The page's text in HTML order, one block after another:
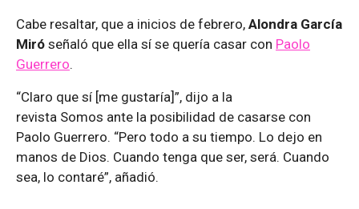
Cabe resaltar, que a inicios de febrero, Alondra García
Miró señaló que ella sí se quería casar con Paolo
Guerrero.
“Claro que sí [me gustaría]”, dijo a la
revista Somos ante la posibilidad de casarse con
Paolo Guerrero. “Pero todo a su tiempo. Lo dejo en
manos de Dios. Cuando tenga que ser, será. Cuando
sea, lo contaré”, añadió.